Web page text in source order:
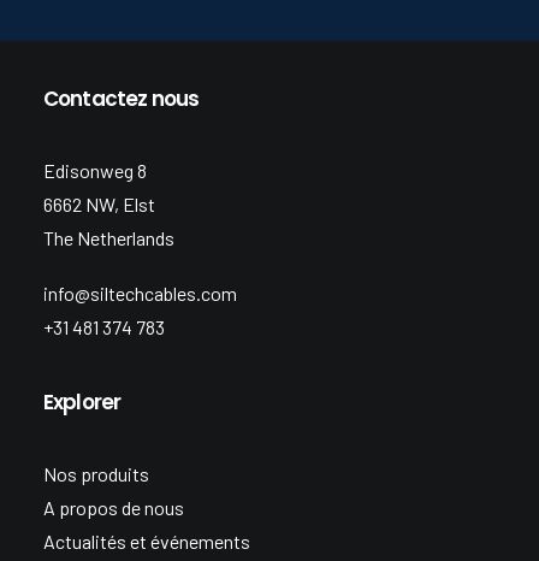
Contactez nous
Edisonweg 8
6662 NW, Elst
The Netherlands
info@siltechcables.com
+31 481 374 783
Explorer
Nos produits
A propos de nous
Actualités et événements